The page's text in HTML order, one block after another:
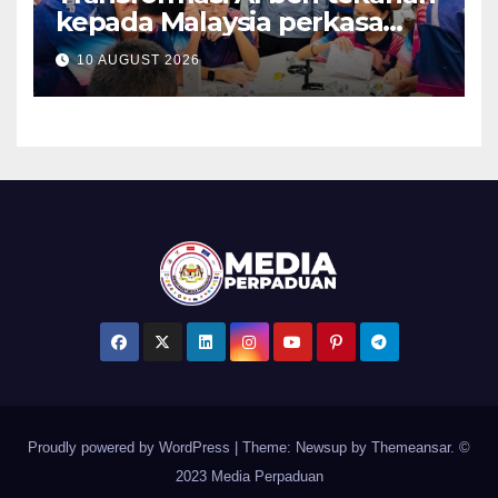
kepada Malaysia perkasa
bakat berkemahiran tinggi –
Akmal
10 AUGUST 2026
Proudly powered by WordPress Theme: Newsup by Themeansar. ©
2023 Media Perpaduan